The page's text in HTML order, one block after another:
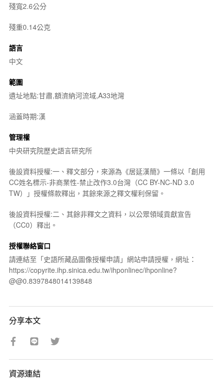
殘寬2.6公分
殘重0.14公克
語言
中文
範圍
遺址地點:甘肅,額濟納河流域,A33地灣
涵蓋時期:漢
管理權
中央研究院歷史語言研究所
後設資料授權:一、釋文部分，來源為《居延漢簡》一條以「創用
CC姓名標示-非商業性-禁止改作3.0台灣（CC BY-NC-ND 3.0
TW）」授權條款釋出，其餘來源之釋文權利保留。
後設資料授權:二、其餘非釋文之資料，以公眾領域貢獻宣告
（CC0）釋出。
授權聯絡窗口
請連結至「史語所藏品圖像授權申請」網站申請授權，網址：
https://copyrite.ihp.sinica.edu.tw/ihponlinec/ihponline?
@@0.8397848014139848
分享本文
資源連結